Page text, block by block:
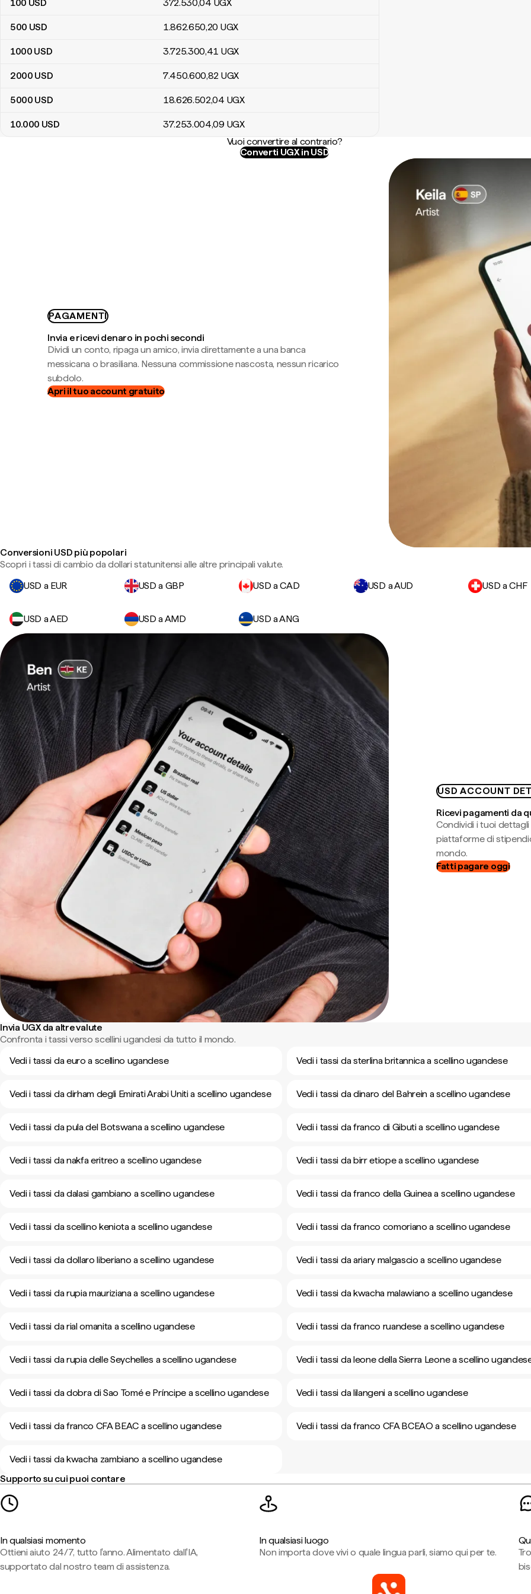
100 USD 372.530,04 UGX
500 USD 1.862.650,20 UGX
1000 USD 3.725.300,41 UGX
2000 USD 7.450.600,82 UGX
5000 USD 18.626.502,04 UGX
10.000 USD 37.253.004,09 UGX
Vuoi convertire al contrario?
Converti UGX in USD
PAGAMENTI
Invia e ricevi denaro in pochi secondi
Dividi un conto, ripaga un amico, invia direttamente a una banca
messicana o brasiliana. Nessuna commissione nascosta, nessun ricarico
subdolo.
Apri il tuo account gratuito
Conversioni USD più popolari
Scopri i tassi di cambio da dollari statunitensi alle altre principali valute.
USD a EUR
USD a GBP USD a CAD USD a AUD USD a CHF
USD a AED USD a AMD USD a ANG
USD ACCOUNT
Ricevi pagamenti da
Condividi i tuoi dettagli
piattaforme di
mondo.
Fatti pagare oggi
Invia UGX da altre valute
Confronta i tassi verso scellini ugandesi da tutto il mondo.
Vedi i tassi da euro a scellino ugandese
Vedi i tassi da sterlina britannica a scellino ugandese
Vedi i tassi da dirham degli Emirati Arabi Uniti a scellino ugandese Vedi i tassi da dinaro del Bahrein a scellino ugandese
Vedi i tassi da pula del Botswana a scellino ugandese Vedi i tassi da franco di Gibuti a scellino ugandese
Vedi i tassi da nakfa eritreo a scellino ugandese Vedi i tassi da birr etiope a scellino ugandese
Vedi i tassi da dalasi gambiano a scellino ugandese Vedi i tassi da franco della Guinea a scellino ugandese
Vedi i tassi da scellino keniota a scellino ugandese Vedi i tassi da franco comoriano a scellino ugandese
Vedi i tassi da dollaro liberiano a scellino ugandese Vedi i tassi da ariary malgascio a scellino ugandese
Vedi i tassi da rupia mauriziana a scellino ugandese Vedi i tassi da kwacha malawiano a scellino ugandese
Vedi i tassi da rial omanita a scellino ugandese Vedi i tassi da franco ruandese a scellino ugandese
Vedi i tassi da rupia delle Seychelles a scellino ugandese Vedi i tassi da leone della Sierra Leone a scellino
Vedi i tassi da dobra di Sao Tomé e Príncipe a scellino ugandese Vedi i tassi da lilangeni a scellino ugandese
Vedi i tassi da franco CFA BEAC a scellino ugandese Vedi i tassi da franco CFA BCEAO a scellino ugandese
Vedi i tassi da kwacha zambiano a scellino ugandese
Supporto su cui puoi contare
In qualsiasi momento
Ottieni aiuto 24/7, tutto l'anno. Alimentato dall'IA,
supportato dal nostro team di assistenza.
In qualsiasi luogo
Non importa dove vivi o quale lingua parli, siamo qui per te.